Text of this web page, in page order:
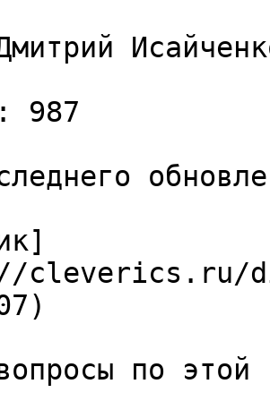
987
cleverics.ru/
по этой